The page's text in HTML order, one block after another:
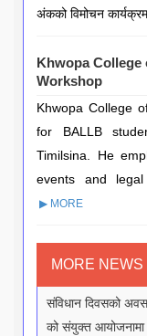
अंकको विमोचन
Khwopa
Workshop
Khwopa College
for BALLB
Timilsina. He
events and
▶ MORE
MORE NEWS
संविधान दिवसको
को संयुक्त आयोजनामा